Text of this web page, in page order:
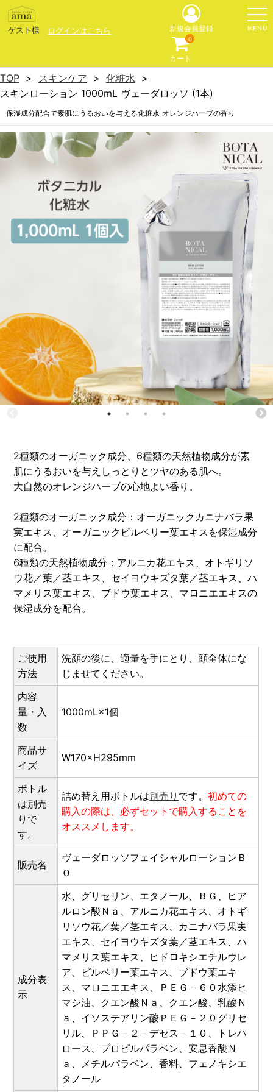
ゲスト様 ログインはこちら MENU
新規会員登録
カート
0
TOP スキンケア
化粧水
スキンローション 1000mL ヴェーダロッソ (1本)
保湿成分配合で素肌にうるおいを与える化粧水 オレンジハーブの香り
2種類のオーガニック成分、6種類の天然植物成分が素
肌にうるおいを与えしっとりとツヤのある肌へ。
大自然のオレンジハーブの心地よい香り。
2種類のオーガニック成分：オーガニックカニナバラ果
実エキス、オーガニックビルベリー葉エキスを保湿成分
に配合。
6種類の天然植物成分：アルニカ花エキス、オトギリソ
ウ花／葉／茎エキス、セイヨウキズタ葉／茎エキス、ハ
マメリス葉エキス、ブドウ葉エキス、マロニエエキスの
保湿成分を配合。
ご使用
方法
洗顔の後に、適量を手にとり、顔全体にな
じませてください。
内容
量・入
数
1000mL×1個
商品サ
イズ
W170×H295mm
ボトル
は別売
りで
す。
詰め替え用ボトルは別売り です。初めての
購入の際は、必ずセットで購入することを
オススメします。
販売名
ヴェーダロッソフェイシャルローションＢ
Ｏ
成分表
示
水、グリセリン、エタノール、ＢＧ、ヒア
ルロン酸Ｎａ、アルニカ花エキス、オトギ
リソウ花／葉／茎エキス、カニナバラ果実
エキス、セイヨウキズタ葉／茎エキス、ハ
マメリス葉エキス、ヒドロキシエチルウレ
ア、ビルベリー葉エキス、ブドウ葉エキ
ス、マロニエエキス、ＰＥＧ－６０水添ヒ
マシ油、クエン酸Ｎａ、クエン酸、乳酸Ｎ
ａ、イソステアリン酸ＰＥＧ－２０グリセ
リル、ＰＰＧ－２－デセス－１０、トレハ
ロース、プロピルパラベン、安息香酸Ｎ
ａ、メチルパラベン、香料、フェノキシエ
タノール